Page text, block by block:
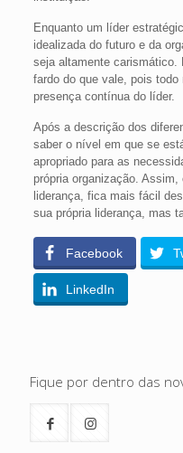
Enquanto um líder
idealizada do futuro e da
seja altamente carismático.
fardo do que vale, pois
presença contínua do líder.
Após a descrição dos
saber o nível em que se
apropriado para as
própria organização.
liderança, fica mais fácil
sua própria liderança, mas
Facebook
LinkedIn
Fique por dentro das